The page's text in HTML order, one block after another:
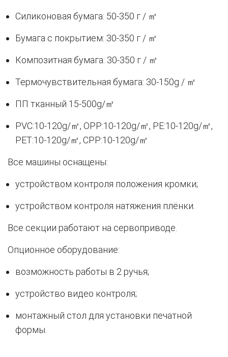
Силиконовая бумага: 50-350 г / ㎡
Бумага с покрытием: 30-350 г / ㎡
Композитная бумага: 30-350 г / ㎡
Термочувствительная бумага: 30-150g / ㎡
ПП тканный 15-500g/㎡
PVC:10-120g/㎡, OPP:10-120g/㎡, PE:10-120g/㎡,
PET:10-120g/㎡, CPP:10-120g/㎡
Все машины оснащены:
устройством контроля положения кромки;
устройством контроля натяжения плёнки.
Все секции работают на сервоприводе.
Опционное оборудование:
возможность работы в 2 ручья;
устройство видео контроля;
монтажный стол для установки печатной
формы.